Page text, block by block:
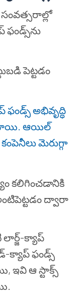
పెట్టడం
ఫండ్స్ అభివృద్ధి
ఆయిల్
మెరుగ్గా
కలిగించడానికి
ద్వారా
లార్జ్-క్యాప్
క్యాప్ ఫండ్స్
ఆ స్టాక్స్